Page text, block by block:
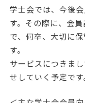
学士会では、今後
す。その際に、会
で、何卒、大切に
す。
サービスにつきま
せしていく予定です